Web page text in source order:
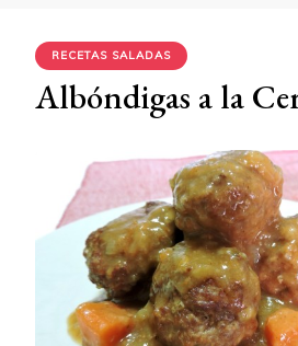
RECETAS SALADAS
Albóndigas a la